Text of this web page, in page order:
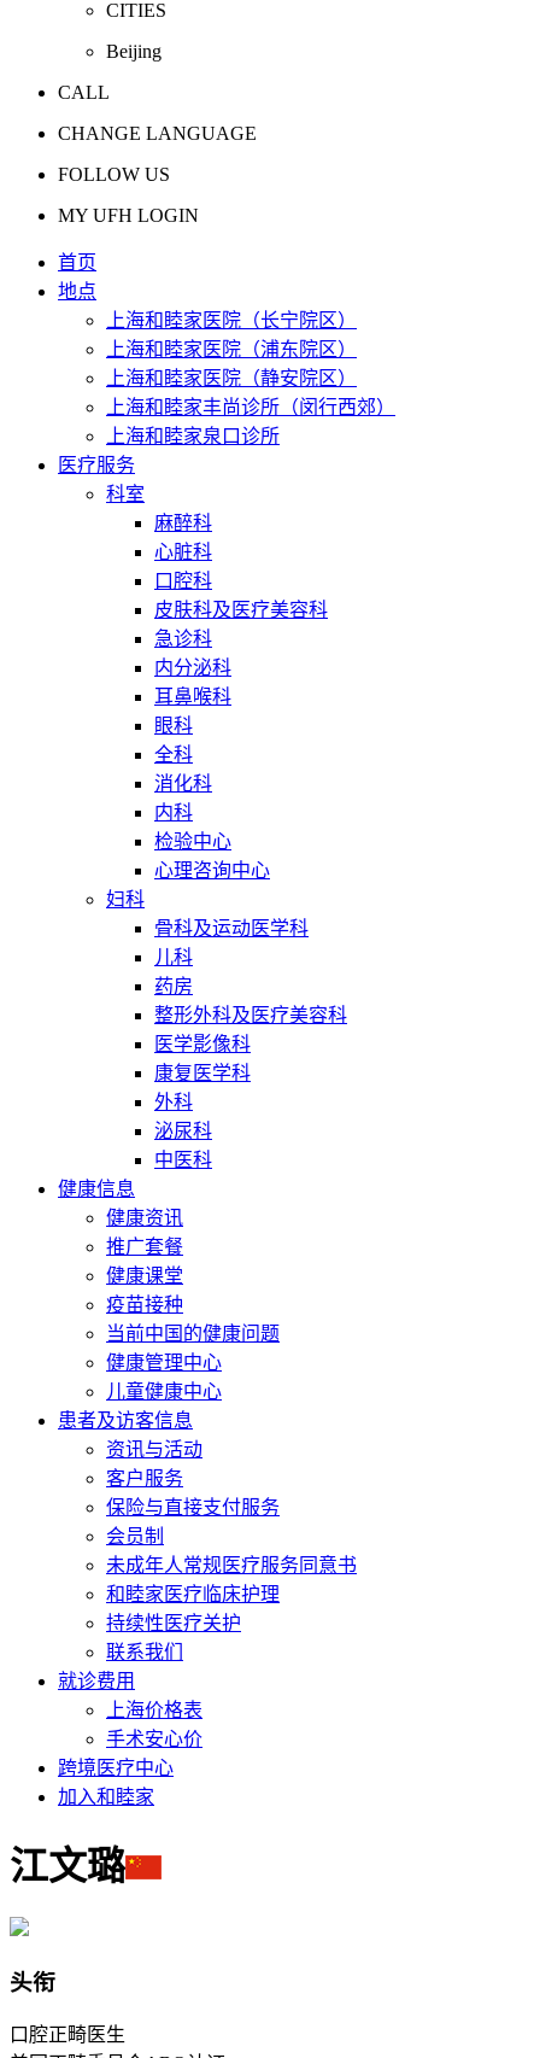
CITIES
Beijing
CALL
CHANGE LANGUAGE
FOLLOW US
MY UFH LOGIN
首页
地点
上海和睦家医院（长宁院区）
上海和睦家医院（浦东院区）
上海和睦家医院（静安院区）
上海和睦家丰尚诊所（闵行西郊）
上海和睦家泉口诊所
医疗服务
科室
麻醉科
心脏科
口腔科
皮肤科及医疗美容科
急诊科
内分泌科
耳鼻喉科
眼科
全科
消化科
内科
检验中心
心理咨询中心
妇科
骨科及运动医学科
儿科
药房
整形外科及医疗美容科
医学影像科
康复医学科
外科
泌尿科
中医科
健康信息
健康资讯
推广套餐
健康课堂
疫苗接种
当前中国的健康问题
健康管理中心
儿童健康中心
患者及访客信息
资讯与活动
客户服务
保险与直接支付服务
会员制
未成年人常规医疗服务同意书
和睦家医疗临床护理
持续性医疗关护
联系我们
就诊费用
上海价格表
手术安心价
跨境医疗中心
加入和睦家
江文璐
头衔
口腔正畸医生